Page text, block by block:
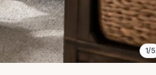
1/5